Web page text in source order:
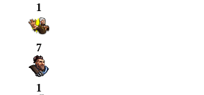
1
7
1